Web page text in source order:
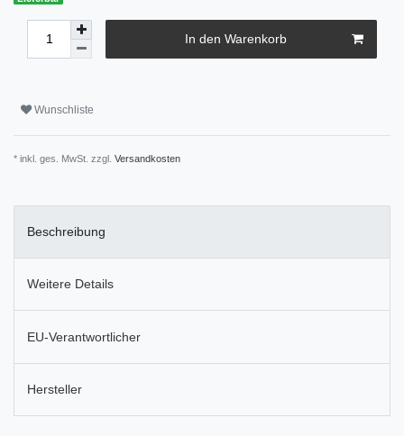
In den Warenkorb
Wunschliste
* inkl. ges. MwSt. zzgl. Versandkosten
Beschreibung
Weitere Details
EU-Verantwortlicher
Hersteller